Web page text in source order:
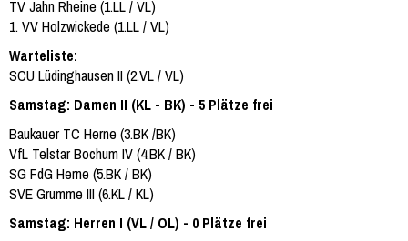
TV Jahn Rheine (1.LL / VL)
1. VV Holzwickede (1.LL / VL)
Warteliste:
SCU Lüdinghausen II (2.VL / VL)
Samstag: Damen II (KL - BK) - 5 Plätze frei
Baukauer TC Herne (3.BK /BK)
VfL Telstar Bochum IV (4.BK / BK)
SG FdG Herne (5.BK / BK)
SVE Grumme III (6.KL / KL)
Samstag: Herren I (VL / OL) - 0 Plätze frei